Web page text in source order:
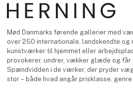
Mød Danmarks førende gallerier med
over 250 internationale, landskendte og
kunstværker til hjemmet eller
provokerer, undrer, vækker glæde og
Spændvidden i de værker, der pryder
stor – både hvad angår prisklasse,